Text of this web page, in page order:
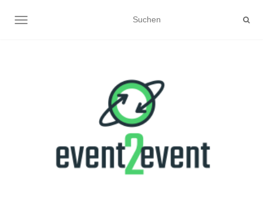
NAVIGATION UMSCHALTEN